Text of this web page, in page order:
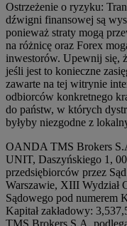
Ostrzeżenie o ryzyku:
dźwigni finansowej są
ponieważ straty mogą
na różnicę oraz Forex
inwestorów. Upewnij się,
jeśli jest to konieczne
zawarte na tej witrynie
odbiorców konkretnego
do państw, w których
byłyby niezgodne z
OANDA TMS Brokers
UNIT, Daszyńskiego 1,
przedsiębiorców przez
Warszawie, XIII Wydział
Sądowego pod numerem
Kapitał zakładowy: